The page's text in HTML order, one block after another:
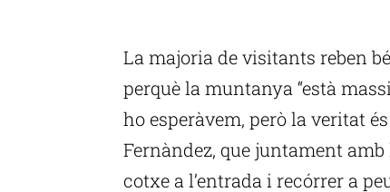
La majoria de visitants reben
perquè la muntanya “està
ho esperàvem, però la veritat
Fernàndez, que juntament
cotxe a l’entrada i recórrer a